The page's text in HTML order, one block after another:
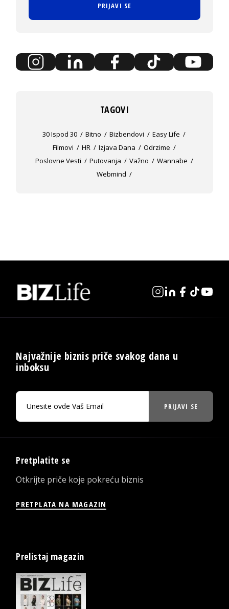
PRIJAVI SE
TAGOVI
30 Ispod 30 Bitno Bizbendovi
Easy Life
Filmovi
HR Izjava Dana
Odrzime
Poslovne Vesti
Putovanja Važno
Wannabe
Webmind
Najvažnije biznis priče svakog dana u
inboksu
PRIJAVI SE
Pretplatite se
Otkrijte priče koje pokreću biznis
PRETPLATA NA MAGAZIN
Prelistaj magazin